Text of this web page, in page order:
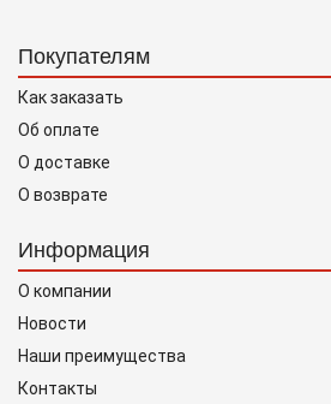
Покупателям
Как заказать
Об оплате
О доставке
О возврате
Информация
О компании
Новости
Наши преимущества
Контакты